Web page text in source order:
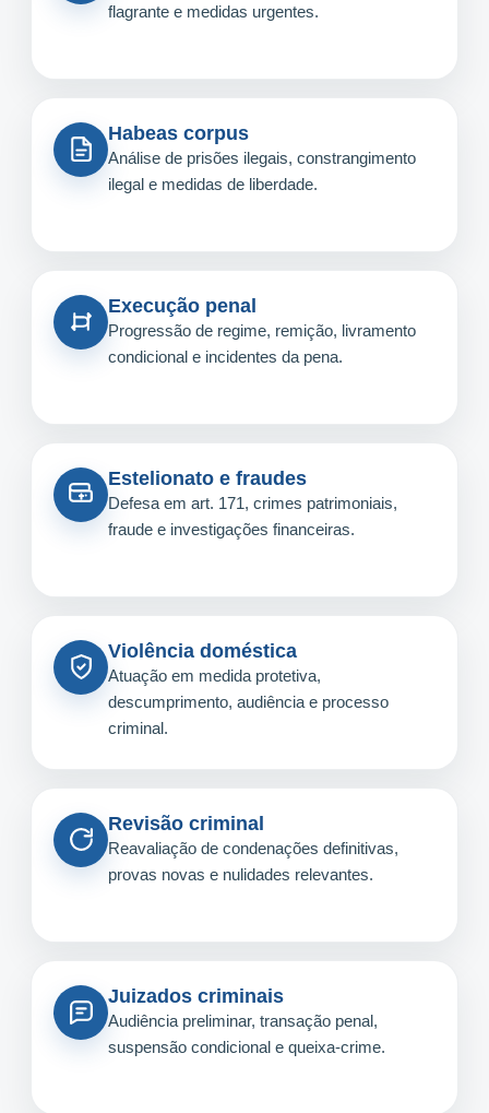
flagrante e medidas urgentes.
Habeas corpus
Análise de prisões ilegais, constrangimento
ilegal e medidas de liberdade.
Execução penal
Progressão de regime, remição, livramento
condicional e incidentes da pena.
Estelionato e fraudes
Defesa em art. 171, crimes patrimoniais,
fraude e investigações financeiras.
Violência doméstica
Atuação em medida protetiva,
descumprimento, audiência e processo
criminal.
Revisão criminal
Reavaliação de condenações definitivas,
provas novas e nulidades relevantes.
Juizados criminais
Audiência preliminar, transação penal,
suspensão condicional e queixa-crime.